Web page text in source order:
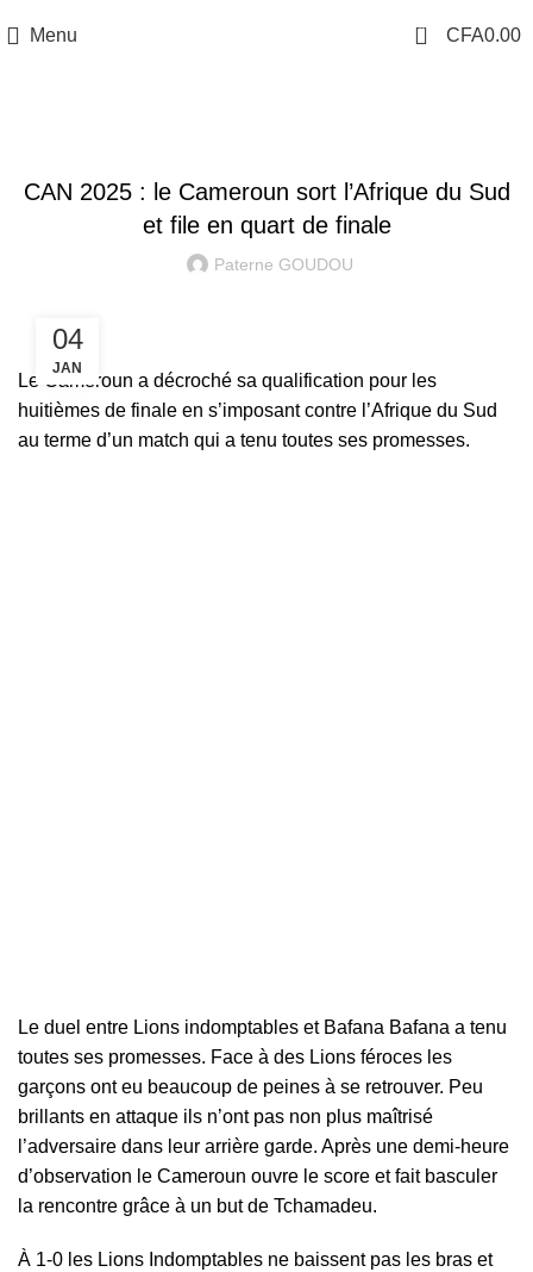
Menu 0 CFA0.00
CAN 2025 : le Cameroun sort l’Afrique du Sud
et file en quart de finale
Paterne GOUDOU
04
JAN
Le Cameroun a décroché sa qualification pour les
huitièmes de finale en s’imposant contre l’Afrique du Sud
au terme d’un match qui a tenu toutes ses promesses.
Le duel entre Lions indomptables et Bafana Bafana a tenu
toutes ses promesses. Face à des Lions féroces les
garçons ont eu beaucoup de peines à se retrouver. Peu
brillants en attaque ils n’ont pas non plus maîtrisé
l’adversaire dans leur arrière garde. Après une demi-heure
d’observation le Cameroun ouvre le score et fait basculer
la rencontre grâce à un but de Tchamadeu.
À 1-0 les Lions Indomptables ne baissent pas les bras et